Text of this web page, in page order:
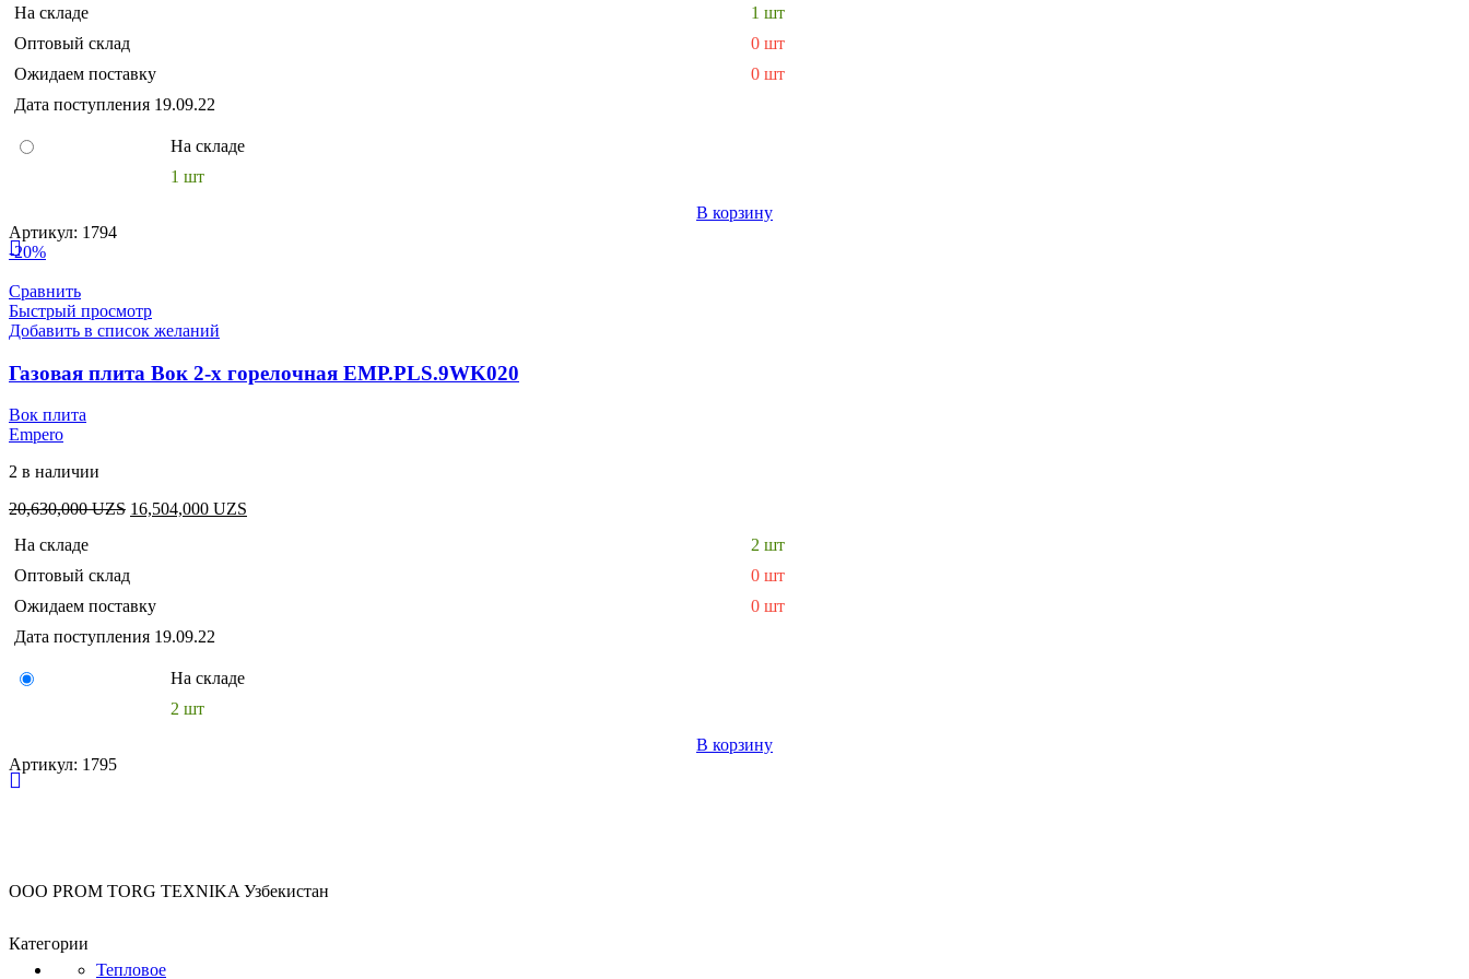
На складе
1 шт
Оптовый склад
0 шт
Ожидаем поставку
0 шт
Дата поступления 19.09.22
На складе
1 шт
В корзину
Артикул: 1794
-20%
Сравнить
Быстрый просмотр
Добавить в список желаний
Газовая плита Вок 2-х горелочная EMP.PLS.9WK020
Вок плита
Empero
2 в наличии
20,630,000UZS Первоначальная
16,504,000 UZS
На складе
2 шт
Оптовый склад
0 шт
Ожидаем поставку
0 шт
Дата поступления 19.09.22
На складе
2 шт
В корзину
Артикул: 1795
OOO PROM TORG TEXNIKA Узбекистан
Категории
Тепловое